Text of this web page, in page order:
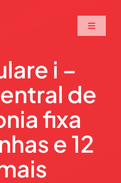
Toggle
A Maxtec
Serviços
Soluções
i –
de
fixa
e 12